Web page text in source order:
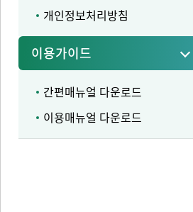
개인정보처리방침
이용가이드
간편매뉴얼 다운로드
이용매뉴얼 다운로드